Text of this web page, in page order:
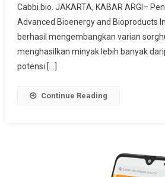
Jadi
Pilar
Cabbi.bio. JAKARTA, KABAR ARGI–
Advanced Bioenergy and Bioproducts
berhasil mengembangkan varian
menghasilkan minyak lebih banyak
potensi […]
Continue Reading